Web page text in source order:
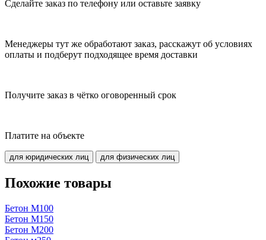
Сделайте заказ по телефону или оставьте заявку
Менеджеры тут же обработают заказ, расскажут об условиях
оплаты и подберут подходящее время доставки
Получите заказ в чётко оговоренный срок
Платите на объекте
для юридических лиц для физических лиц
Похожие товары
Бетон М100
Бетон М150
Бетон М200